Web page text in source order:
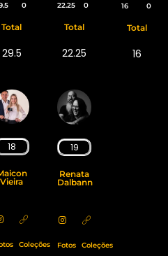
0
Total
29.5
22.25 0
Total
22.25
16 0
Total
16
18
Vieira
Coleções
19
Renata
Dalbann
Fotos Coleções